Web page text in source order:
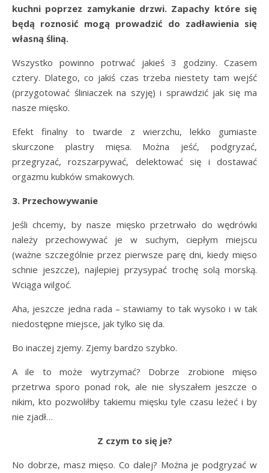
kuchni poprzez zamykanie drzwi. Zapachy które się
będą roznosić mogą prowadzić do zadławienia się
własną śliną.
Wszystko powinno potrwać jakieś 3 godziny. Czasem
cztery. Dlatego, co jakiś czas trzeba niestety tam wejść
(przygotować śliniaczek na szyję) i sprawdzić jak się ma
nasze mięsko.
Efekt finalny to twarde z wierzchu, lekko gumiaste
skurczone plastry mięsa. Można jeść, podgryzać,
przegryzać, rozszarpywać, delektować się i dostawać
orgazmu kubków smakowych.
3. Przechowywanie
Jeśli chcemy, by nasze mięsko przetrwało do wędrówki
należy przechowywać je w suchym, ciepłym miejscu
(ważne szczególnie przez pierwsze parę dni, kiedy mięso
schnie jeszcze), najlepiej przysypać trochę solą morską.
Wciąga wilgoć.
Aha, jeszcze jedna rada – stawiamy to tak wysoko i w tak
niedostępne miejsce, jak tylko się da.
Bo inaczej zjemy. Zjemy bardzo szybko.
A ile to może wytrzymać? Dobrze zrobione mięso
przetrwa sporo ponad rok, ale nie słyszałem jeszcze o
nikim, kto pozwoliłby takiemu mięsku tyle czasu leżeć i by
nie zjadł…
Z czym to się je?
No dobrze, masz mięso. Co dalej? Można je podgryzać w